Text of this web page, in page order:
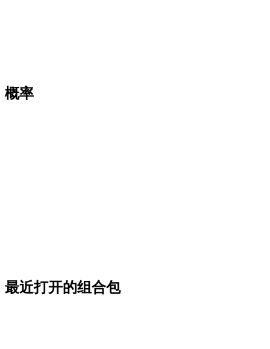
概率
最近打开的组合包